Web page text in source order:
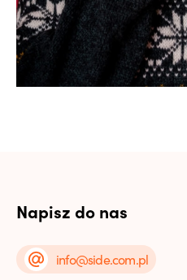
Napisz do nas
info@side.com.pl